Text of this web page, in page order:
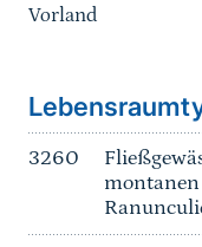
Vorland
3260
montanen